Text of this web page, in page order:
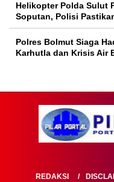
Helikopter Polda Sulut
Soputan, Polisi
Polres Bolmut Siaga
Karhutla dan Krisis Air
REDAKSI